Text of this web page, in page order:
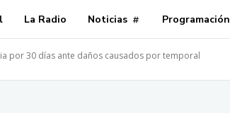
La Radio Noticias Programación
por 30 días ante daños causados por temporal